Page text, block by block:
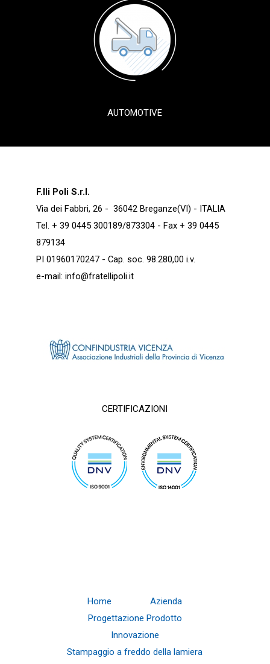
AUTOMOTIVE
F.lli Poli S.r.l.
Via dei Fabbri, 26 - 36042 Breganze(VI) - ITALIA
Tel. + 39 0445 300189/873304 - Fax + 39 0445
879134
PI 01960170247 - Cap. soc. 98.280,00 i.v.
e-mail: info@fratellipoli.it
CERTIFICAZIONI
Home
Azienda
Progettazione Prodotto
Innovazione
Stampaggio a freddo della lamiera